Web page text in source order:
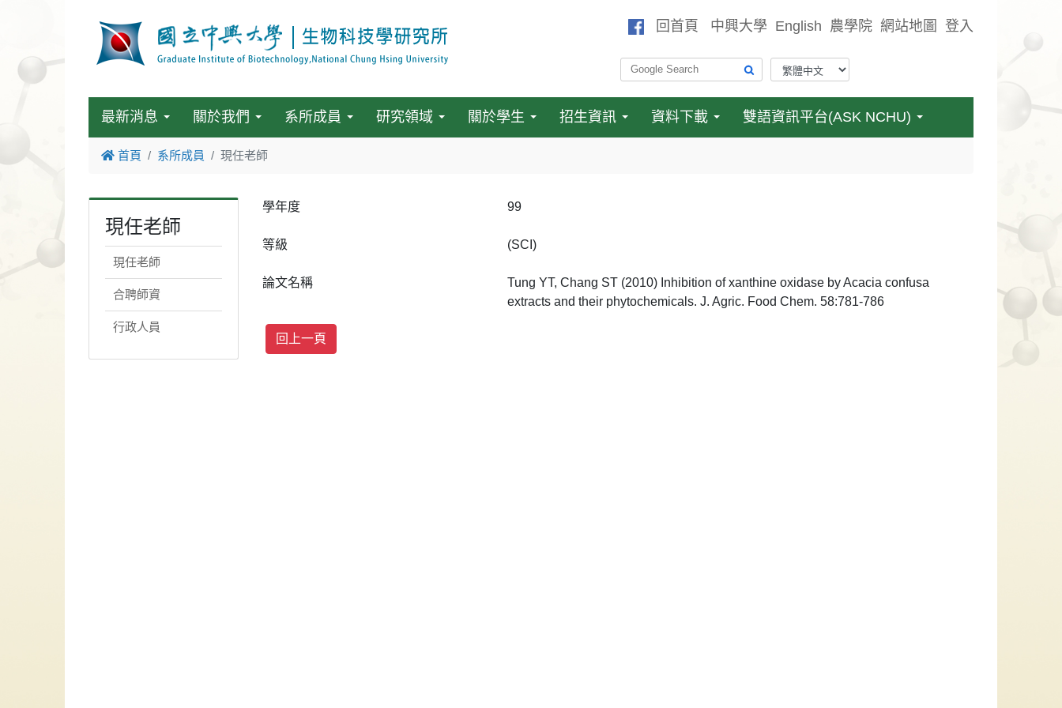
回首頁 中興大學 English 農學院 網站地圖 登入
最新消息 關於我們 系所成員 研究領域 關於學生 招生資訊 資料下載 雙語資訊平台(ASK NCHU)
首頁 系所成員 現任老師
現任老師
現任老師
合聘師資
行政人員
學年度 99
等級 (SCI)
論文名稱
Tung YT, Chang ST (2010) Inhibition of xanthine oxidase by Acacia confusa
extracts and their phytochemicals. J. Agric. Food Chem. 58:781-786